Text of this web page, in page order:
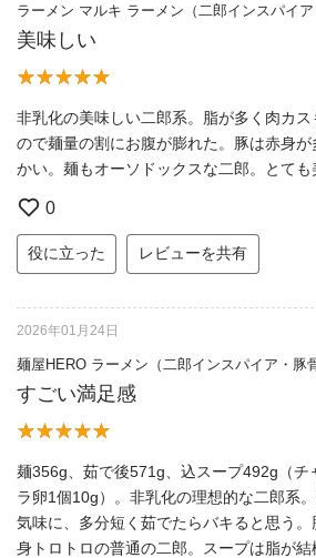
ラーメン マルキ ラーメン（二郎インスパイア
美味しい
非乳化の美味しい二郎系。脂が多く肉カ
ので麺量の割にお腹が膨れた。豚は赤身
かい。麺もオーソドックスな二郎。とても
0
役に立った レビューを共有
2026年01月24日
麺屋HERO ラーメン（二郎インスパイア・豚
すごい満足感
麺356g、茹で後571g、込スープ492g（チ
ラ卵1個10g）。非乳化の理想的な二郎系
気味に、多分短く茹でたらバキると思う
身トロトロの普通の二郎。スープは脂が結